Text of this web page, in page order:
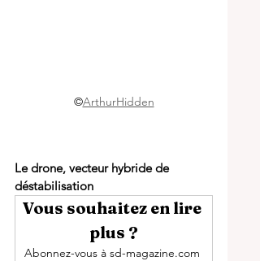
©ArthurHidden
Le drone, vecteur hybride de
déstabilisation
Vous souhaitez en lire
plus ?
Abonnez-vous à sd-magazine.com